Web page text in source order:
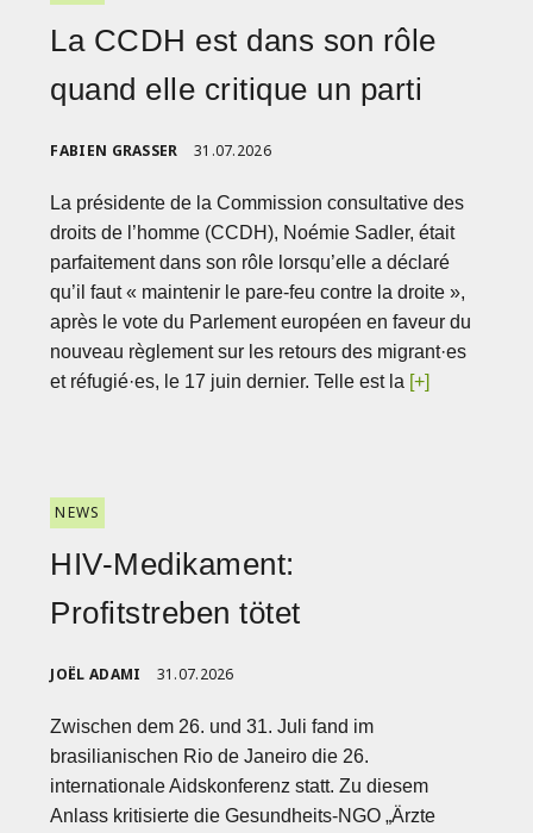
La CCDH est dans son rôle
quand elle critique un parti
FABIEN GRASSER 31.07.2026
La présidente de la Commission consultative des
droits de l’homme (CCDH), Noémie Sadler, était
parfaitement dans son rôle lorsqu’elle a déclaré
qu’il faut « maintenir le pare-feu contre la droite »,
après le vote du Parlement européen en faveur du
nouveau règlement sur les retours des migrant·es
et réfugié·es, le 17 juin dernier. Telle est la [+]
NEWS
HIV-Medikament:
Profitstreben tötet
JOËL ADAMI 31.07.2026
Zwischen dem 26. und 31. Juli fand im
brasilianischen Rio de Janeiro die 26.
internationale Aidskonferenz statt. Zu diesem
Anlass kritisierte die Gesundheits-NGO „Ärzte